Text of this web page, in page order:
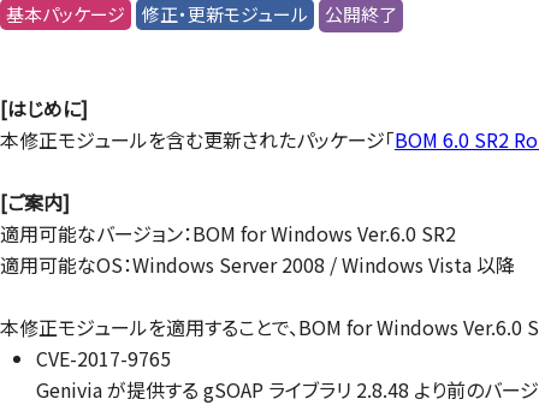
基本パッケージ 修正・更新モジュール 公開終了
[はじめに]
本修正モジュールを含む更新されたパッケージ「BOM 6.0 SR2
[ご案内]
適用可能なバージョン：BOM for Windows Ver.6.0 SR2
適用可能なOS：Windows Server 2008 / Windows Vista 以降
本修正モジュールを適用することで、BOM for Windows Ver.6.0
CVE-2017-9765
Genivia が提供する gSOAP ライブラリ 2.8.48 より前のバー